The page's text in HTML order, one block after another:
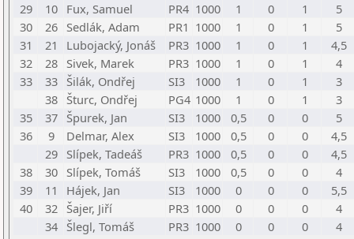
29
10 Fux, Samuel PR4 1000 1 0 1
5
30
26 Sedlák, Adam PR1 1000 1 0 1
5
31
21 Lubojacký, Jonáš PR3 1000 1 0 1
4,5
32
28 Sivek, Marek PR3 1000 1 0 1
4
33
33 Šilák, Ondřej SI3 1000 1 0 1
3
38
Šturc, Ondřej PG4 1000 1 0 1
3
35
37 Špurek, Jan SI3 1000 0,5 0 0
5
36
9 Delmar, Alex SI3 1000 0,5 0 0
4,5
29
Slípek, Tadeáš PR3 1000 0,5 0 0
4,5
38
30 Slípek, Tomáš SI3 1000 0,5 0 0
4
39
11 Hájek, Jan SI3 1000 0 0 0
5,5
40
32 Šajer, Jiří PR3 1000 0 0 0
4
34
Šlegl, Tomáš PR3 1000 0 0 0 4